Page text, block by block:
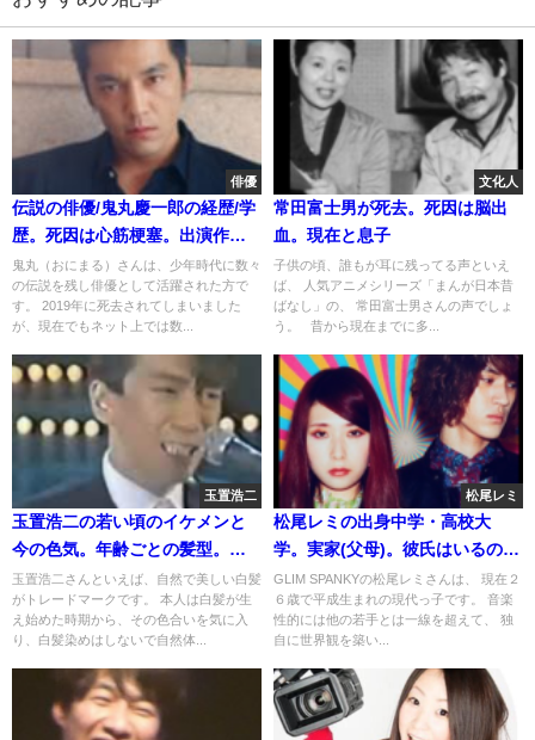
俳優
伝説の俳優/鬼丸慶一郎の経歴/学
歴。死因は心筋梗塞。出演作は
クローズやVシネマ
鬼丸（おにまる）さんは、少年時代に数々
の伝説を残し俳優として活躍された方で
す。 2019年に死去されてしまいました
が、現在でもネット上では数...
文化人
常田富士男が死去。死因は脳出
血。現在と息子
子供の頃、誰もが耳に残ってる声といえ
ば、 人気アニメシリーズ「まんが日本昔
ばなし」の、 常田富士男さんの声でしょ
う。 昔から現在までに多...
玉置浩二
玉置浩二の若い頃のイケメンと
今の色気。年齢ごとの髪型。生
い立ち/実家
玉置浩二さんといえば、自然で美しい白髪
がトレードマークです。 本人は白髪が生
え始めた時期から、その色合いを気に入
り、白髪染めはしないで自然体...
松尾レミ
松尾レミの出身中学・高校大
学。実家(父母)。彼氏はいるの
か？タバコは年齢的に・・(画像)
GLIM SPANKYの松尾レミさんは、 現在２
６歳で平成生まれの現代っ子です。 音楽
性的には他の若手とは一線を超えて、 独
自に世界観を築い...